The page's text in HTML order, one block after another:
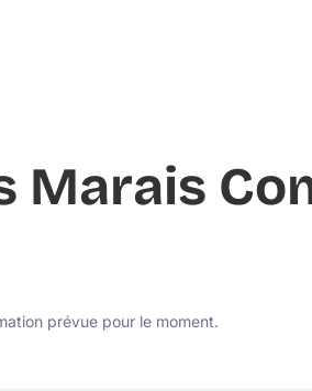
Marais
prévue pour le moment.